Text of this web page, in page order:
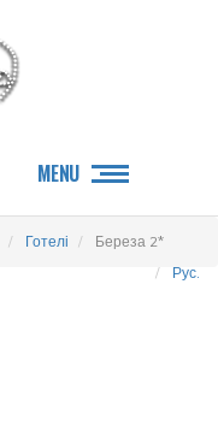
MENU
Готелі
Береза 2*
Рус.